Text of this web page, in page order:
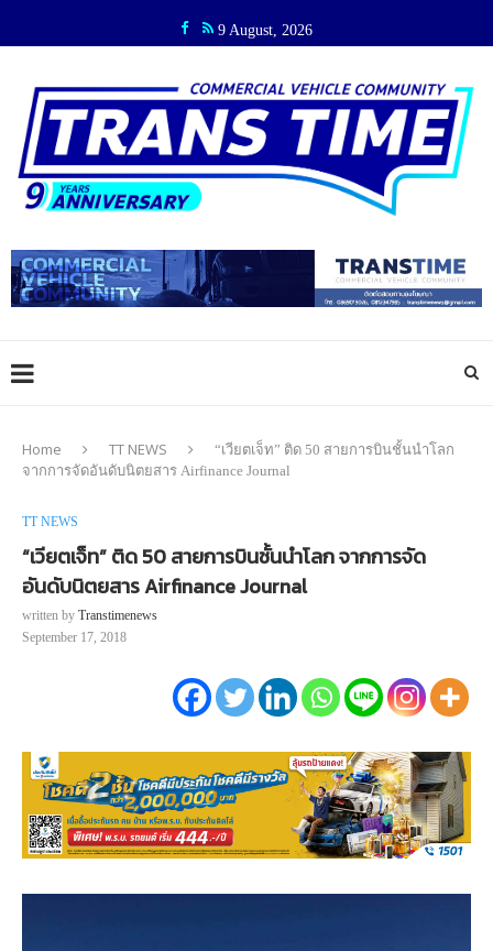
9 August, 2026
Home TT NEWS
“เวียตเจ็ท” ติด 50 สายการบินชั้นนำโลก
จากการจัดอันดับนิตยสาร Airfinance Journal
TT NEWS
“เวียตเจ็ท” ติด 50 สายการบินชั้นนำโลก จากการจัด
อันดับนิตยสาร Airfinance Journal
written by Transtimenews
September 17, 2018